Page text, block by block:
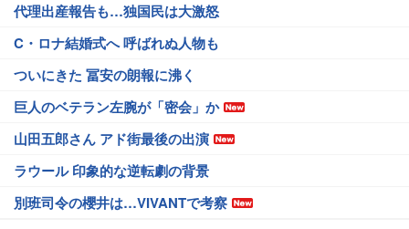
代理出産報告も…独国民は大激怒
C・ロナ結婚式へ 呼ばれぬ人物も
ついにきた 冨安の朗報に沸く
巨人のベテラン左腕が「密会」か
山田五郎さん アド街最後の出演
ラウール 印象的な逆転劇の背景
別班司令の櫻井は…VIVANTで考察